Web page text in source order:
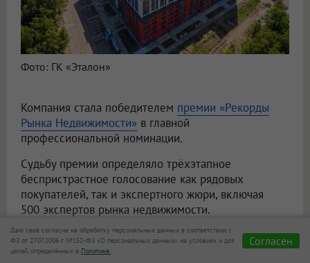
Фото: ГК «Эталон»
Компания стала победителем премии «Рекорды
Рынка Недвижимости» в главной
профессиональной номинации.
Судьбу премии определяло трёхэтапное
беспристрастное голосование как рядовых
покупателей, так и экспертного жюри, включая
500 экспертов рынка недвижимости.
По результатам комплексной оценки показателей
«Эталон» показал лучший результат среди всех
конкурентов.
Даю своё согласие на обработку персональных данных в соответствии с
ФЗ от 27.07.2006 г. №152-ФЗ «О персональных данных» на условиях и для
целей, определённых в Политике.
Согласен